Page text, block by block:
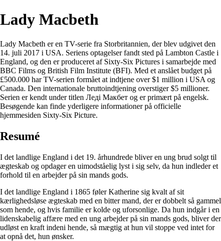
Lady Macbeth
Lady Macbeth er en TV-serie fra Storbritannien, der blev udgivet den
14. juli 2017 i USA. Seriens optagelser fandt sted på Lambton Castle i
England, og den er produceret af Sixty-Six Pictures i samarbejde med
BBC Films og British Film Institute (BFI). Med et anslået budget på
£500.000 har TV-serien formået at indtjene over $1 million i USA og
Canada. Den internationale bruttoindtjening overstiger $5 millioner.
Serien er kendt under titlen Леді Макбет og er primært på engelsk.
Besøgende kan finde yderligere informationer på officielle
hjemmesiden Sixty-Six Picture.
Resumé
I det landlige England i det 19. århundrede bliver en ung brud solgt til
ægteskab og opdager en uimodståelig lyst i sig selv, da hun indleder et
forhold til en arbejder på sin mands gods.
I det landlige England i 1865 føler Katherine sig kvalt af sit
kærlighedsløse ægteskab med en bitter mand, der er dobbelt så gammel
som hende, og hvis familie er kolde og uforsonlige. Da hun indgår i en
lidenskabelig affære med en ung arbejder på sin mands gods, bliver der
udløst en kraft indeni hende, så mægtig at hun vil stoppe ved intet for
at opnå det, hun ønsker.